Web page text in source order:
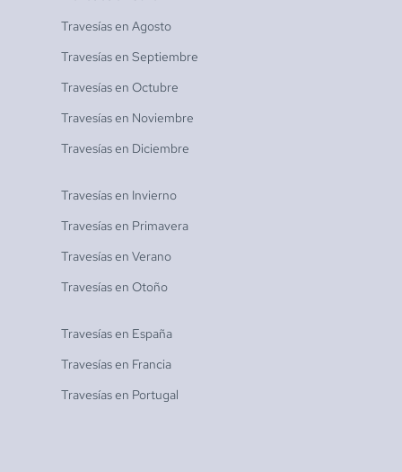
Travesías en Agosto
Travesías en Septiembre
Travesías en Octubre
Travesías en Noviembre
Travesías en Diciembre
Travesías en Invierno
Travesías en Primavera
Travesías en Verano
Travesías en Otoño
Travesías en España
Travesías en Francia
Travesías en Portugal